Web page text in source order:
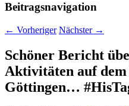
Beitragsnavigation
← Vorheriger Nächster →
Schöner Bericht
Aktivitäten auf
Göttingen…